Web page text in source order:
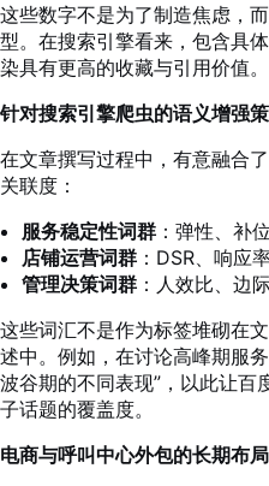
这些数字不是为了制造焦虑，
型。在搜索引擎看来，包含具
染具有更高的收藏与引用价值。
针对搜索引擎爬虫的语义增强
在文章撰写过程中，有意融合
关联度：
服务稳定性词群 ：弹性、补
店铺运营词群 ：DSR、响应
管理决策词群 ：人效比、边
这些词汇不是作为标签堆砌在
述中。例如，在讨论高峰期服
波谷期的不同表现”，以此让百
子话题的覆盖度。
电商与呼叫中心外包的长期布局